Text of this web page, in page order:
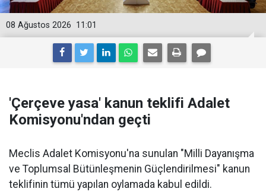
11:01
08 Ağustos 2026
'Çerçeve yasa' kanun teklifi Adalet
Komisyonu'ndan geçti
Meclis Adalet Komisyonu'na sunulan "Milli Dayanışma
ve Toplumsal Bütünleşmenin Güçlendirilmesi" kanun
teklifinin tümü yapılan oylamada kabul edildi.